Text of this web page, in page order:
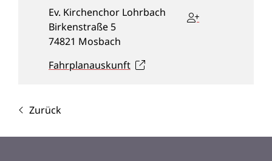
Ev. Kirchenchor Lohrbach
Birkenstraße 5
74821 Mosbach
Fahrplanauskunft
Zurück